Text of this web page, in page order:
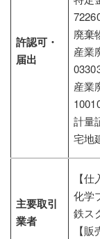
許認可・
届出
廃棄
産業
産業
計量
宅地
主要取引
業者
【
化学
鉄ス
【